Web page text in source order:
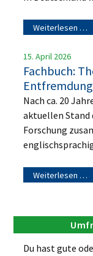
Weiterlesen …
15. April 2026
Fachbuch:
Nach ca. 20
aktuellen Stand
Forschung
Weiterlesen …
Du hast gute